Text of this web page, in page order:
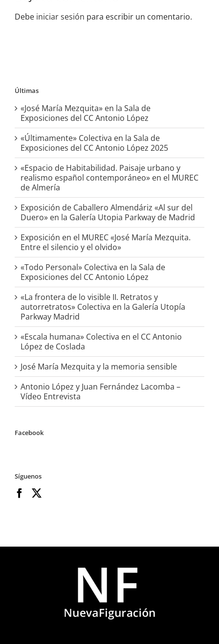
Debe iniciar sesión para escribir un comentario.
Últimas
«José María Mezquita» en la Sala de
Exposiciones del CC Antonio López
«Últimamente» Colectiva en la Sala de
Exposiciones del CC Antonio López 2025
«Espacio de Habitabilidad. Paisaje urbano y
realismo español contemporáneo» en el MUREC
de Almería
Exposición de Caballero Almendáriz «Al sur del
Duero» en la Galería Utopia Parkway de Madrid
Exposición en el MUREC «José María Mezquita.
Entre el silencio y el olvido»
«Todo Personal» Colectiva en la Sala de
Exposiciones del CC Antonio López
«La frontera de lo visible II. Retratos y
autorretratos» Colectiva en la Galería Utopía
Parkway Madrid
«Escala humana» Colectiva en el CC Antonio
López de Coslada
José María Mezquita y la memoria sensible
Antonio López y Juan Fernández Lacomba –
Vídeo Entrevista
Facebook
Síguenos